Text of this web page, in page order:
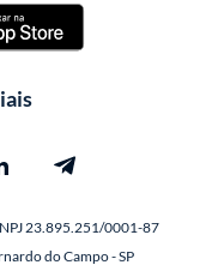
23.895.251/0001-87
do Campo - SP